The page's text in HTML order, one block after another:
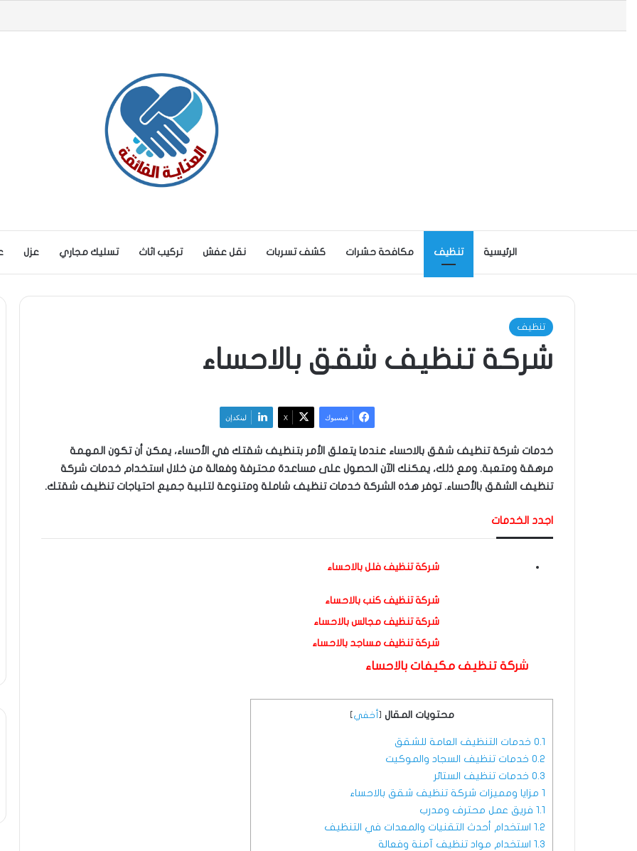
الرئيسية تنظيف مكافحة حشرات كشف تسربات نقل عفش تركيب اثاث تسليك مجاري عزل
تنظيف
شركة تنظيف شقق بالاحساء
فيسبوك ‫X لينكدإن
خدمات شركة تنظيف شقق بالاحساء عندما يتعلق الأمر بتنظيف شقتك في الأحساء، يمكن أن تكون المهمة
مرهقة ومتعبة. ومع ذلك، يمكنك الآن الحصول على مساعدة محترفة وفعالة من خلال استخدام خدمات شركة
تنظيف الشقق بالأحساء. توفر هذه الشركة خدمات تنظيف شاملة ومتنوعة لتلبية جميع احتياجات تنظيف شقتك.
اجدد الخدمات
شركة تنظيف فلل بالاحساء
شركة تنظيف كنب بالاحساء
شركة تنظيف مجالس بالاحساء
شركة تنظيف مساجد بالاحساء
شركة تنظيف مكيفات بالاحساء
محتويات المقال [ أخفي]
0.1 خدمات التنظيف العامة للشقق
0.2 خدمات تنظيف السجاد والموكيت
0.3 خدمات تنظيف الستائر
1 مزايا ومميزات شركة تنظيف شقق بالاحساء
1.1 فريق عمل محترف ومدرب
1.2 استخدام أحدث التقنيات والمعدات في التنظيف
1.3 استخدام مواد تنظيف آمنة وفعالة